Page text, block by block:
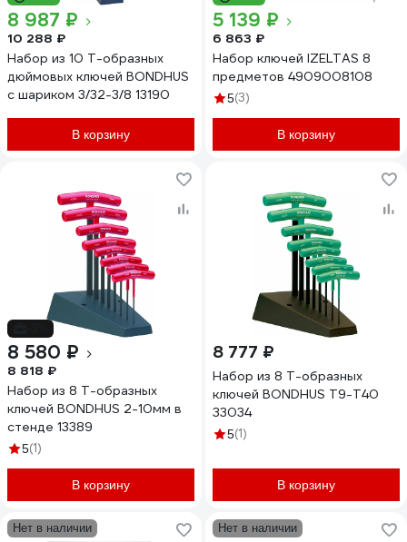
8 987 ₽
10 288 ₽
Набор из 10 Т-образных
дюймовых ключей BONDHUS
с шариком 3/32-3/8 13190
В корзину
5 139 ₽
6 863 ₽
Набор ключей IZELTAS 8
предметов 4909008108
5(3)
В корзину
8 580 ₽
8 818 ₽
Набор из 8 Т-образных
ключей BONDHUS 2-10мм в
стенде 13389
5(1)
В корзину
8 777 ₽
Набор из 8 Т-образных
ключей BONDHUS T9-T40
33034
5(1)
В корзину
Нет в наличии Нет в наличии